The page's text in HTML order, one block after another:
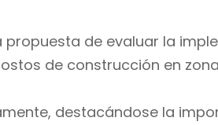
propuesta de evaluar la
de construcción en
destacándose la